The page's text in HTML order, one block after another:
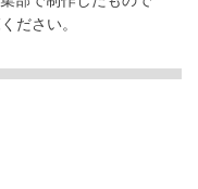
ださい。